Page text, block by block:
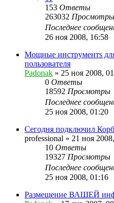
153 Ответы
263032 Просмотры
Последнее
26 ноя 2008, 16:58
Мощныe инструментs
пользователя
Padonak » 25 ноя 2008,
0 Ответы
18592 Просмотры
Последнее
25 ноя 2008, 01:20
Сегодня подключил
professional » 21 ноя
10 Ответы
19327 Просмотры
Последнее
25 ноя 2008, 01:16
Размещение ВАШЕЙ